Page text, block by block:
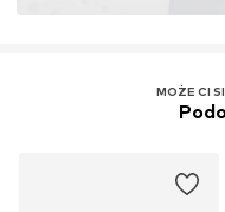
MOŻE CI